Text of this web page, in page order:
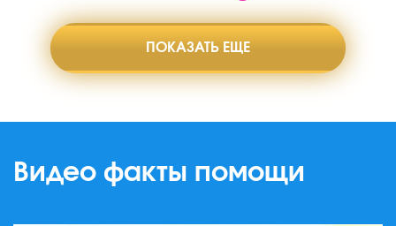
ПОКАЗАТЬ ЕЩЕ
Видео факты помощи